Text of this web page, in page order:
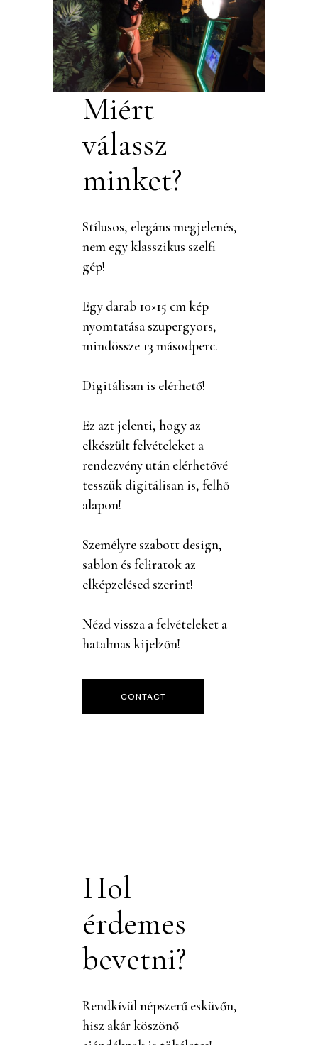
Miért
válassz
minket?
Stílusos, elegáns megjelenés,
nem egy klasszikus szelfi
gép!
Egy darab 10×15 cm kép
nyomtatása szupergyors,
mindössze 13 másodperc.
Digitálisan is elérhető!
Ez azt jelenti, hogy az
elkészült felvételeket a
rendezvény után elérhetővé
tesszük digitálisan is, felhő
alapon!
Személyre szabott design,
sablon és feliratok az
elképzelésed szerint!
Nézd vissza a felvételeket a
hatalmas kijelzőn!
CONTACT
Hol
érdemes
bevetni?
Rendkívül népszerű esküvőn,
hisz akár köszönő